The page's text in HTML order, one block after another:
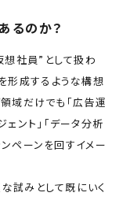
るのか？
想社員”として扱わ
形成するような構想
域だけでも「広告運
ント」「データ分析
ペーンを回すイメー
試みとして既にいく